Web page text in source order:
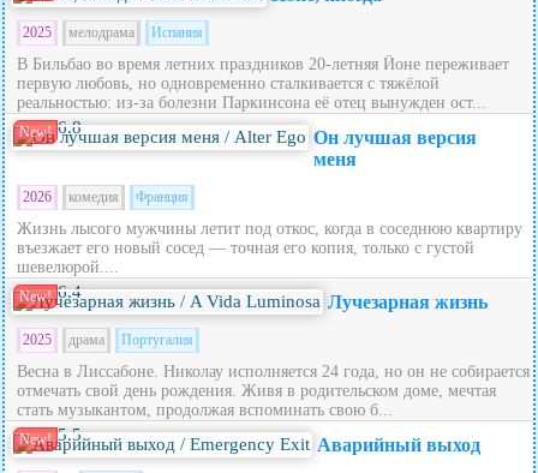
2025 мелодрама Испания
В Бильбао во время летних праздников 20‑летняя Йоне переживает
первую любовь, но одновременно сталкивается с тяжёлой
реальностью: из‑за болезни Паркинсона её отец вынужден ост...
New! 6.8
Он лучшая версия
меня
2026 комедия Франция
Жизнь лысого мужчины летит под откос, когда в соседнюю квартиру
въезжает его новый сосед — точная его копия, только с густой
шевелюрой....
New! 6.4 Лучезарная жизнь
2025 драма Португалия
Весна в Лиссабоне. Николау исполняется 24 года, но он не собирается
отмечать свой день рождения. Живя в родительском доме, мечтая
стать музыкантом, продолжая вспоминать свою б...
New! 5.5 Аварийный выход